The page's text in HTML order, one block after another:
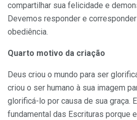
compartilhar sua felicidade e
Devemos responder e
obediência.
Quarto motivo da criação
Deus criou o mundo para ser
criou o ser humano à sua imagem
glorificá-lo por causa de sua graça.
fundamental das Escrituras porque